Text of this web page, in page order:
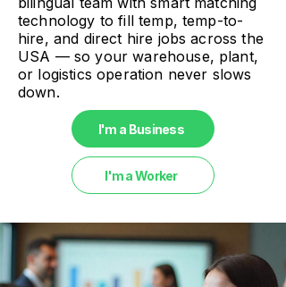
technology to fill temp, temp-to-
hire, and direct hire jobs across the
USA — so your warehouse, plant,
or logistics operation never slows
down.
I'm a Business
I'm a Worker